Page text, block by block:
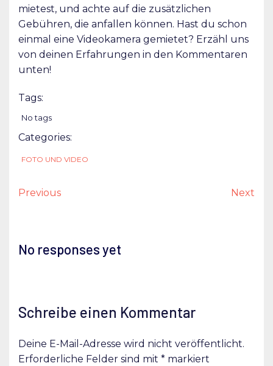
mietest, und achte auf die zusätzlichen
Gebühren, die anfallen können. Hast du schon
einmal eine Videokamera gemietet? Erzähl uns
von deinen Erfahrungen in den Kommentaren
unten!
Tags:
No tags
Categories:
FOTO UND VIDEO
Previous Next
No responses yet
Schreibe einen Kommentar
Deine E-Mail-Adresse wird nicht veröffentlicht.
Erforderliche Felder sind mit * markiert